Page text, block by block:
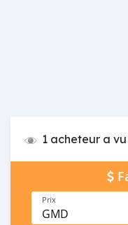
1 acheteur a
Prix
GMD